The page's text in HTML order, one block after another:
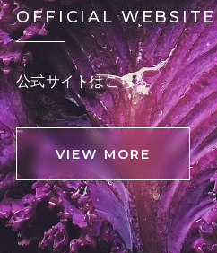
OFFICIAL WEBSITE
公式サイトはこちら
VIEW MORE